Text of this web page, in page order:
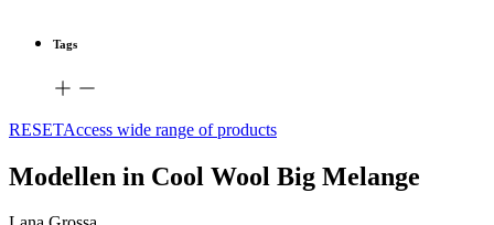
Tags
RESETAccess wide range of products
Modellen in Cool Wool Big Melange